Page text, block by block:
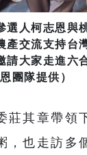
選人柯志恩與
產交流支持台
請大家走進六
團隊提供）
莊其章帶領
，也走訪多